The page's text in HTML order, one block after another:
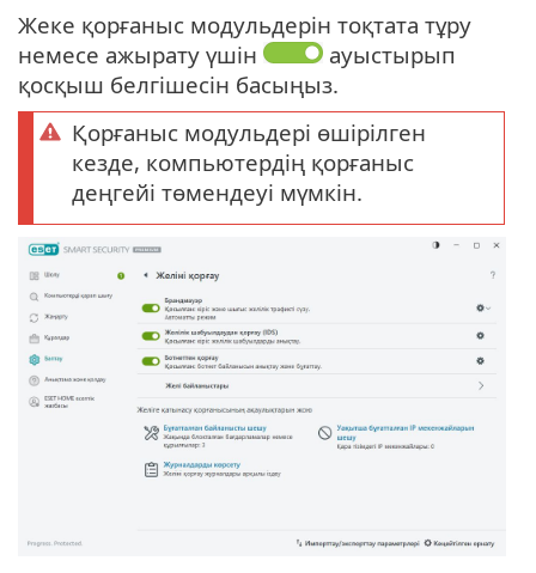
Жеке қорғаныс модульдерін тоқтата тұру
немесе ажырату үшін
ауыстырып
қосқыш белгішесін басыңыз.
Қорғаныс модульдері өшірілген
кезде, компьютердің қорғаныс
деңгейі төмендеуі мүмкін.